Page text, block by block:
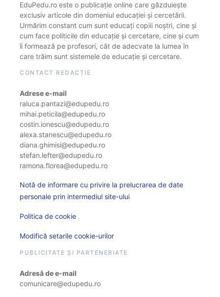
EduPedu.ro este o publicație online care găzduiește
exclusiv articole din domeniul educației și cercetării.
Urmărim constant cum sunt educați copiii noștri, cine și
cum face politicile din educație și cercetare, cine și cum
îi formează pe profesori, cât de adecvate la lumea în
care trăim sunt sistemele de educație și cercetare.
CONTACT REDACȚIE
Adrese e-mail
raluca.pantazi@edupedu.ro
mihai.peticila@edupedu.ro
costin.ionescu@edupedu.ro
alexa.stanescu@edupedu.ro
diana.ghimisi@edupedu.ro
stefan.lefter@edupedu.ro
ramona.florea@edupedu.ro
Notă de informare cu privire la prelucrarea de date
personale prin intermediul site-ului
Politica de cookie
Modifică setarile cookie-urilor
PUBLICITATE ȘI PARTENERIATE
Adresă de e-mail
comunicare@edupedu.ro